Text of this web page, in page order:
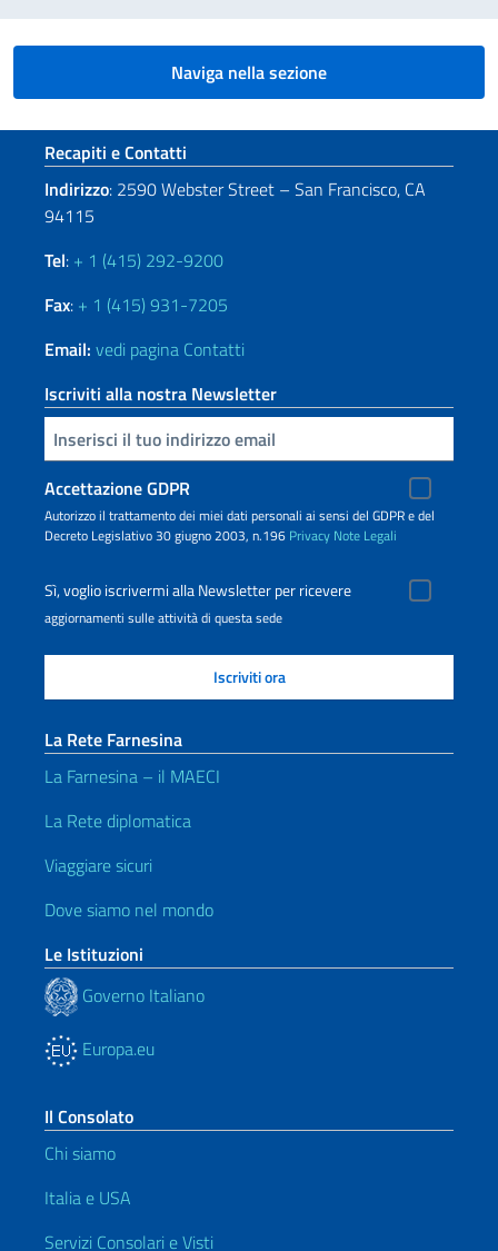
Naviga nella sezione
Sezione footer
Recapiti e Contatti
Indirizzo: 2590 Webster Street – San Francisco, CA
94115
Tel: + 1 (415) 292-9200
Fax: + 1 (415) 931-7205
Email: vedi pagina Contatti
Iscriviti alla nostra Newsletter
Inserisci la tua email
Accettazione GDPR
Autorizzo il trattamento dei miei dati personali ai sensi del GDPR e del
Decreto Legislativo 30 giugno 2003, n.196 Privacy Note Legali
Sì, voglio iscrivermi alla Newsletter per ricevere
aggiornamenti sulle attività di questa sede
La Rete Farnesina
La Farnesina – il MAECI
La Rete diplomatica
Viaggiare sicuri
Dove siamo nel mondo
Le Istituzioni
Governo Italiano
Europa.eu
Il Consolato
Chi siamo
Italia e USA
Servizi Consolari e Visti